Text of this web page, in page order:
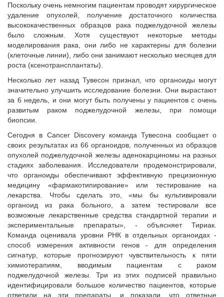
Поскольку очень немногим пациентам проводят хирургическое
удаление опухолей, получение достаточного количества
высококачественных образцов рака поджелудочной железы
было сложным. Хотя существуют некоторые методы
моделирования рака, они либо не характерны для болезни
(клеточные линии), либо они занимают несколько месяцев для
роста (ксенотрансплантаты).
Несколько лет назад Тувесон признал, что органоиды могут
значительно улучшить исследование болезни. Они вырастают
за 6 недель, и они могут быть получены у пациентов с очень
развитым раком поджелудочной железы, при помощи
биопсии.
Сегодня в Cancer Discovery команда Тувесона сообщает о
своих результатах из 66 органоидов, полученных из образцов
опухолей поджелудочной железы аденокарциномы на разных
стадиях заболевания. Исследователи продемонстрировали,
что органоиды обеспечивают эффективную прецизионную
медицину «фармакотипирование» или тестирование на
лекарства. Чтобы сделать это, «мы бы культивировали
органоид из рака больного, а затем тестировали все
возможные лекарственные средства стандартной терапии и
экспериментальные препараты», - объясняет Тириак.
Команда оценивала уровни РНК в отдельных органоидах -
способ измерения активности генов - для определения
сигнатур, которые прогнозируют чувствительность к пяти
химиотерапиям, вводимым пациентам с раком
поджелудочной железы. Три из этих подписей правильно
идентифицировали большое количество пациентов, которые
ответили на эти препараты, и показали, что ответные